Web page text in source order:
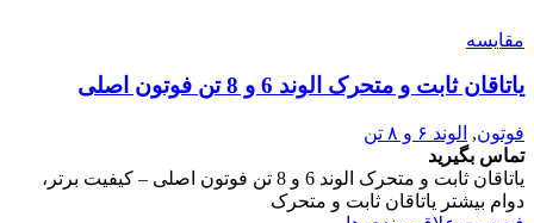
مقایسه
یاتاقان ثابت و متحرک الوند 6 و 8 تن فوتون اصلی
فوتون, الوند ۶ و ۸ تن
تماس بگیرید
یاتاقان ثابت و متحرک الوند 6 و 8 تن فوتون اصلی – کیفیت برتر،
دوام بیشتر یاتاقان ثابت و متحرک